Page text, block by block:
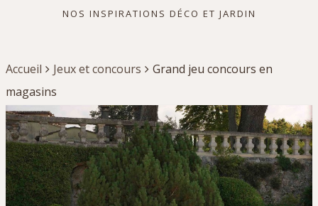
NOS INSPIRATIONS DÉCO ET JARDIN
Accueil Jeux et concours
Grand jeu concours en
magasins